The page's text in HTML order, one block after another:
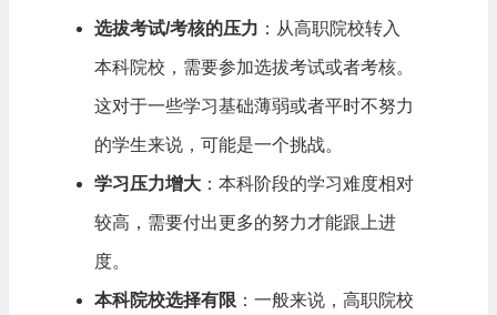
选拔考试/考核的压力 ：从高职院校转入
本科院校，需要参加选拔考试或者考核。
这对于一些学习基础薄弱或者平时不努力
的学生来说，可能是一个挑战。
学习压力增大：本科阶段的学习难度相对
较高，需要付出更多的努力才能跟上进
度。
本科院校选择有限 ：一般来说，高职院校